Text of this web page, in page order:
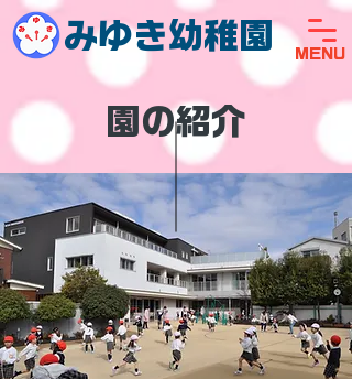
MENU
みゆき幼稚園
園の紹介